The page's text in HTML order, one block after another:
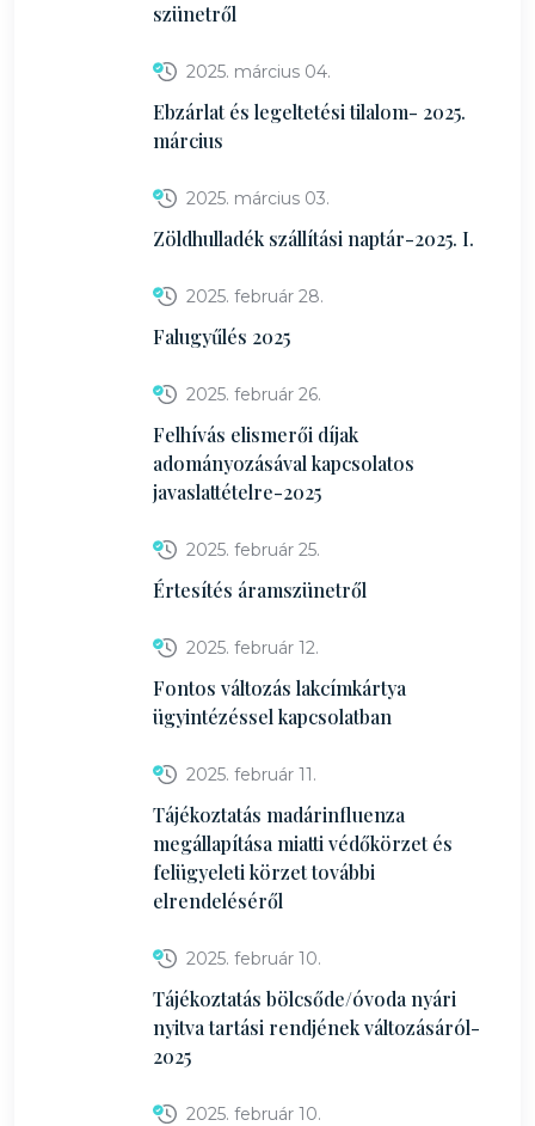
szünetről
2025. március 04.
Ebzárlat és legeltetési tilalom- 2025.
március
2025. március 03.
Zöldhulladék szállítási naptár-2025. I.
2025. február 28.
Falugyűlés 2025
2025. február 26.
Felhívás elismerői díjak
adományozásával kapcsolatos
javaslattételre-2025
2025. február 25.
Értesítés áramszünetről
2025. február 12.
Fontos változás lakcímkártya
ügyintézéssel kapcsolatban
2025. február 11.
Tájékoztatás madárinfluenza
megállapítása miatti védőkörzet és
felügyeleti körzet további
elrendeléséről
2025. február 10.
Tájékoztatás bölcsőde/óvoda nyári
nyitva tartási rendjének változásáról-
2025
2025. február 10.